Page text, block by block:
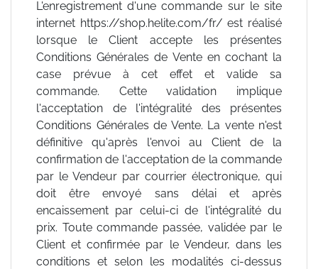
L'enregistrement d'une commande sur le site
internet https://shop.helite.com/fr/ est réalisé
lorsque le Client accepte les présentes
Conditions Générales de Vente en cochant la
case prévue à cet effet et valide sa
commande. Cette validation implique
l'acceptation de l'intégralité des présentes
Conditions Générales de Vente. La vente n'est
définitive qu'après l'envoi au Client de la
confirmation de l'acceptation de la commande
par le Vendeur par courrier électronique, qui
doit être envoyé sans délai et après
encaissement par celui-ci de l'intégralité du
prix. Toute commande passée, validée par le
Client et confirmée par le Vendeur, dans les
conditions et selon les modalités ci-dessus